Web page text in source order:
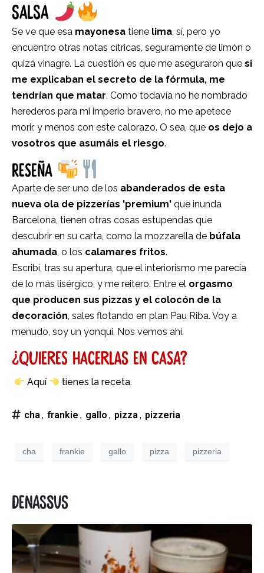
SALSA
Se ve que esa mayonesa tiene lima , sí, pero yo
encuentro otras notas cítricas, seguramente de limón o
quizá vinagre. La cuestión es que me aseguraron que si
me explicaban el secreto de la fórmula, me
tendrían que matar. Como todavía no he nombrado
herederos para mi imperio bravero, no me apetece
morir, y menos con este calorazo. O sea, que os dejo a
vosotros que asumáis el riesgo.
RESEÑA
Aparte de ser uno de los abanderados de esta
nueva ola de pizzerías 'premium' que inunda
Barcelona, tienen otras cosas estupendas que
descubrir en su carta, como la mozzarella de búfala
ahumada, o los calamares fritos.
Escribí, tras su apertura, que el interiorismo me parecía
de lo más lisérgico, y me reitero. Entre el orgasmo
que producen sus pizzas y el colocón de la
decoración, sales flotando en plan Pau Riba. Voy a
menudo, soy un yonqui. Nos vemos ahí.
¿Quieres hacerlas en casa?
Aquí tienes la receta.
cha, frankie , gallo , pizza, pizzeria
cha frankie gallo pizza pizzeria
Denassus